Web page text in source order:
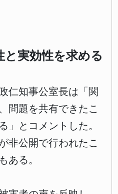
と実効性を求める
仁知事公室長は「関
問題を共有できたこ
」とコメントした。
非公開で行われたこ
ある。